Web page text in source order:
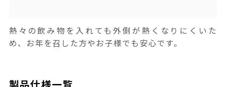
熱々の飲み物を入れても外側が熱くなりにくいた
め、お年を召した方やお子様でも安心です。